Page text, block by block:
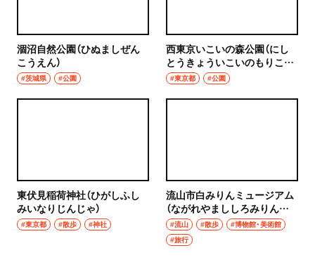
涸沼自然公園（ひぬましぜん
こうえん）
#茨城県 #公園
西東京いこいの森公園（にし
とうきょういこいのもりこう
えん）
#東京都 #公園
東伏見稲荷神社（ひがしふし
みいなりじんじゃ）
#東京都 #散歩 #神社
流山市白みりんミュージアム
（ながれやまししろみりんミ
ュージアム）
#流山 #散歩
#博物館・美術館
#旅行